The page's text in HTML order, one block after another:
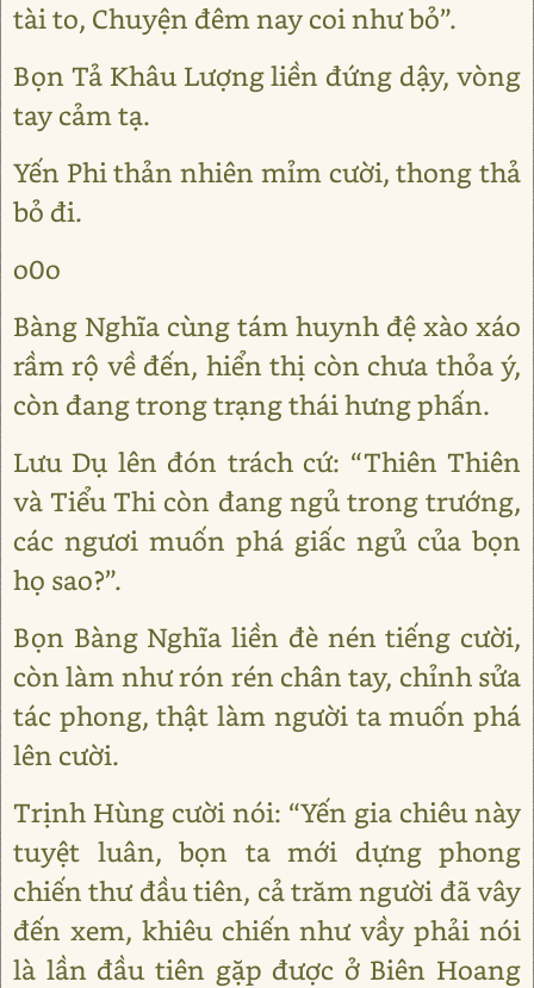
tài to, Chuyện đêm nay coi như bỏ”.
Bọn Tả Khâu Lượng liền đứng dậy, vòng
tay cảm tạ.
Yến Phi thản nhiên mỉm cười, thong thả
bỏ đi.
o0o
Bàng Nghĩa cùng tám huynh đệ xào xáo
rầm rộ về đến, hiển thị còn chưa thỏa ý,
còn đang trong trạng thái hưng phấn.
Lưu Dụ lên đón trách cứ: “Thiên Thiên
và Tiểu Thi còn đang ngủ trong trướng,
các ngươi muốn phá giấc ngủ của bọn
họ sao?”.
Bọn Bàng Nghĩa liền đè nén tiếng cười,
còn làm như rón rén chân tay, chỉnh sửa
tác phong, thật làm người ta muốn phá
lên cười.
Trịnh Hùng cười nói: “Yến gia chiêu này
tuyệt luân, bọn ta mới dựng phong
chiến thư đầu tiên, cả trăm người đã vây
đến xem, khiêu chiến như vầy phải nói
là lần đầu tiên gặp được ở Biên Hoang